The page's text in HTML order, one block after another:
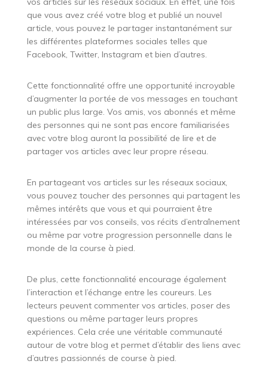
que vous avez créé votre blog et publié un nouvel
article, vous pouvez le partager instantanément sur
les différentes plateformes sociales telles que
Facebook, Twitter, Instagram et bien d’autres.
Cette fonctionnalité offre une opportunité incroyable
d’augmenter la portée de vos messages en touchant
un public plus large. Vos amis, vos abonnés et même
des personnes qui ne sont pas encore familiarisées
avec votre blog auront la possibilité de lire et de
partager vos articles avec leur propre réseau.
En partageant vos articles sur les réseaux sociaux,
vous pouvez toucher des personnes qui partagent les
mêmes intérêts que vous et qui pourraient être
intéressées par vos conseils, vos récits d’entraînement
ou même par votre progression personnelle dans le
monde de la course à pied.
De plus, cette fonctionnalité encourage également
l’interaction et l’échange entre les coureurs. Les
lecteurs peuvent commenter vos articles, poser des
questions ou même partager leurs propres
expériences. Cela crée une véritable communauté
autour de votre blog et permet d’établir des liens avec
d’autres passionnés de course à pied.